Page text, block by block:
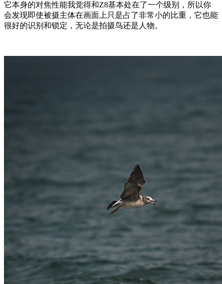
它本身的对焦性能我觉得和Z8基本处在了一个级别，所以你
会发现即使被摄主体在画面上只是占了非常小的比重，它也能
很好的识别和锁定，无论是拍摄鸟还是人物。